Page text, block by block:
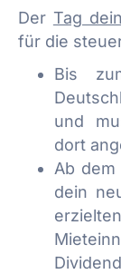
Der Tag
für die
Bis
und
dort
Ab
dein